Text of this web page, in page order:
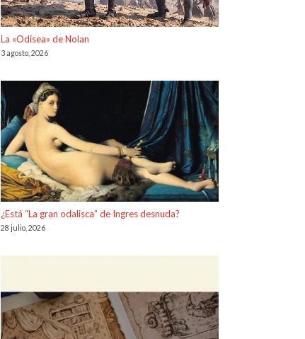
La «Odisea» de Nolan
3 agosto, 2026
¿Está “La gran odalisca” de Ingres desnuda?
28 julio, 2026